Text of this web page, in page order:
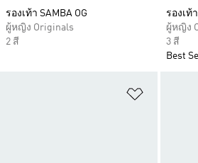
รองเท้า SAMBA OG
ผู้หญิง Originals
2 สี
รองเท้
ผู้หญิง
3 สี
Best